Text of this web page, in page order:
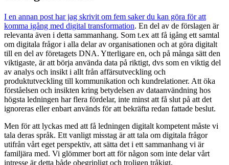
I en annan post har jag skrivit om fem saker du kan göra för att
komma igång med digital transformation. En del av de förslagen är
relevanta även i detta sammanhang. Som t.ex att få igång ett samtal
om digitala frågor i alla delar av organisationen och at göra digitalt
till en del av företagets DNA. Ytterligare en, och på många sätt den
viktigaste, är att börja använda data på riktigt, dvs som en viktig del
av analys och insikt i allt från affärsutveckling och
produktutveckling till kommunikation och kundrelationer. Att öka
förståelsen och insikten kring betydelsen av dataanvändning hos
högsta ledningen har flera fördelar, inte minst att få slut på att det
ignoreras eller enbart används för att bekräfta redan fattade beslut.
Men för att lyckas med att få ledningen digitalt kompetent måste vi
tala deras språk. Ett vanligt misstag är att tala om digitala frågor
utifrån vårt eget perspektiv, att sätta det i ett sammanhang vi är
familjära med. Vi glömmer bort att för någon som inte delar vårt
intresse är detta både obegripligt och troligen tråkigt.